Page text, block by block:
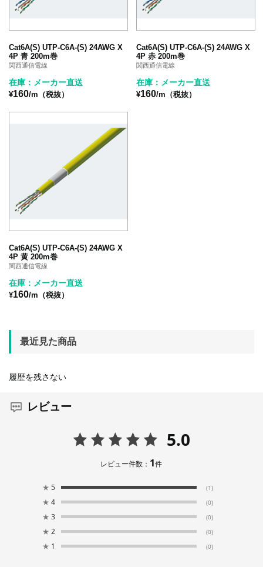
Cat6A(S) UTP-C6A-(S) 24AWG X
4P 青 200m巻
関西通信電線
在庫：メーカー直送
¥160/m（税抜）
Cat6A(S) UTP-C6A-(S) 24AWG X
4P 赤 200m巻
関西通信電線
在庫：メーカー直送
¥160/m（税抜）
Cat6A(S) UTP-C6A-(S) 24AWG X
4P 黄 200m巻
関西通信電線
在庫：メーカー直送
¥160/m（税抜）
最近見た商品
履歴を残さない
レビュー
5.0
レビュー件数： 1件
★ 5 (1)
★ 4 (0)
★ 3 (0)
★ 2 (0)
★ 1 (0)